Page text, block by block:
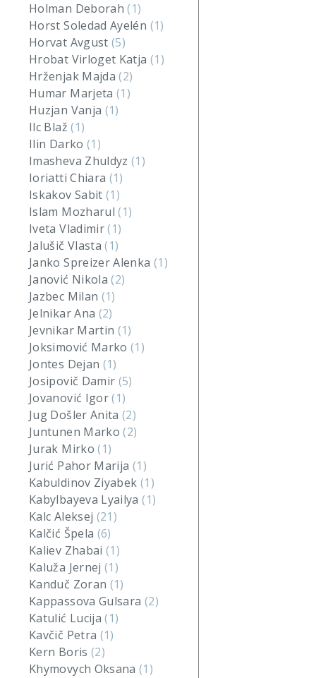
Holman Deborah(1)
Horst Soledad Ayelén (1)
Horvat Avgust(5)
Hrobat Virloget Katja (1)
Hrženjak Majda(2)
Humar Marjeta(1)
Huzjan Vanja (1)
Ilc Blaž(1)
Ilin Darko (1)
Imasheva Zhuldyz(1)
Ioriatti Chiara (1)
Iskakov Sabit(1)
Islam Mozharul(1)
Iveta Vladimir(1)
Jalušič Vlasta(1)
Janko Spreizer Alenka (1)
Janović Nikola(2)
Jazbec Milan (1)
Jelnikar Ana (2)
Jevnikar Martin (1)
Joksimović Marko(1)
Jontes Dejan (1)
Josipovič Damir (5)
Jovanović Igor(1)
Jug Došler Anita(2)
Juntunen Marko(2)
Jurak Mirko(1)
Jurić Pahor Marija (1)
Kabuldinov Ziyabek (1)
Kabylbayeva Lyailya(1)
Kalc Aleksej (21)
Kalčić Špela (6)
Kaliev Zhabai(1)
Kaluža Jernej(1)
Kanduč Zoran (1)
Kappassova Gulsara (2)
Katulić Lucija(1)
Kavčič Petra (1)
Kern Boris (2)
Khymovych Oksana(1)